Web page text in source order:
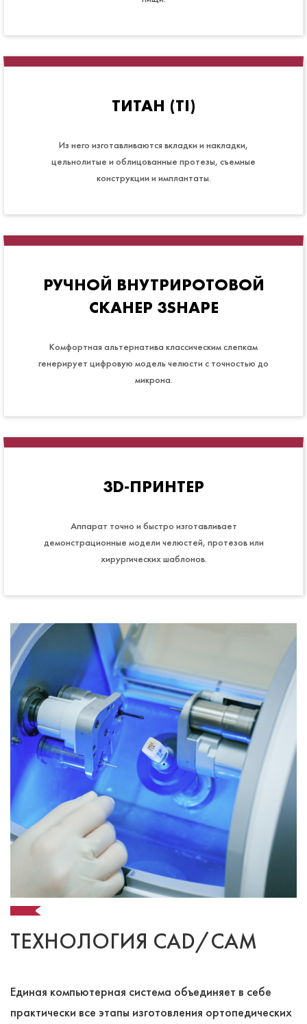
ТИТАН (TI)
Из него изготавливаются вкладки и накладки,
цельнолитые и облицованные протезы, съемные
конструкции и имплантаты.
РУЧНОЙ ВНУТРИРОТОВОЙ
СКАНЕР 3SHAPE
Комфортная альтернатива классическим слепкам
генерирует цифровую модель челюсти с точностью до
микрона.
3D-ПРИНТЕР
Аппарат точно и быстро изготавливает
демонстрационные модели челюстей, протезов или
хирургических шаблонов.
ТЕХНОЛОГИЯ CAD/CAM
Единая компьютерная система объединяет в себе
практически все этапы изготовления ортопедических